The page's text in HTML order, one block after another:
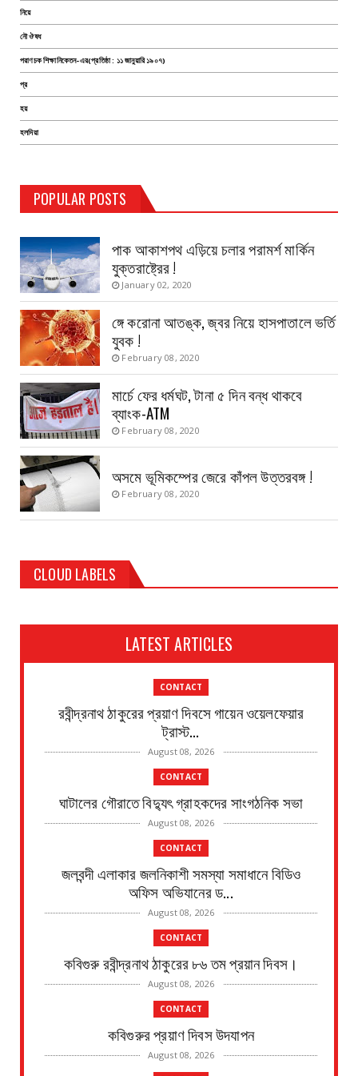
নিয়ে
নৌ ঔষধ
পরাণচক শিক্ষানিকেতন-এর(প্রতিষ্ঠা : ১১ জানুয়ারি ১৯০৭)
প্র
হয়
হলদিয়া
POPULAR POSTS
TEST PAGE
August 14, 2019
পাক আকাশপথ এড়িয়ে চলার পরামর্শ মার্কিন
যুক্তরাষ্ট্রের !
January 02, 2020
ঙ্গে করোনা আতঙ্ক, জ্বর নিয়ে হাসপাতালে ভর্তি
যুবক !
February 08, 2020
মার্চে ফের ধর্মঘট, টানা ৫ দিন বন্ধ থাকবে
ব্যাংক-ATM
February 08, 2020
অসমে ভূমিকম্পের জেরে কাঁপল উত্তরবঙ্গ !
February 08, 2020
CLOUD LABELS
LATEST ARTICLES
CONTACT
রবীন্দ্রনাথ ঠাকুরের প্রয়াণ দিবসে গায়েন ওয়েলফেয়ার
ট্রাস্ট...
August 08, 2026
CONTACT
ঘাটালের গৌরাতে বিদ্যুৎ গ্রাহকদের সাংগঠনিক সভা
August 08, 2026
CONTACT
জলবন্দী এলাকার জলনিকাশী সমস্যা সমাধানে বিডিও
অফিস অভিযানের ড...
August 08, 2026
CONTACT
কবিগুরু রবীন্দ্রনাথ ঠাকুরের ৮৬ তম প্রয়ান দিবস।
August 08, 2026
CONTACT
কবিগুরুর প্রয়াণ দিবস উদযাপন
August 08, 2026